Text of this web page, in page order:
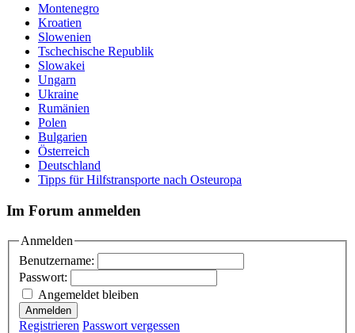
Montenegro
Kroatien
Slowenien
Tschechische Republik
Slowakei
Ungarn
Ukraine
Rumänien
Polen
Bulgarien
Österreich
Deutschland
Tipps für Hilfstransporte nach Osteuropa
Im Forum anmelden
Anmelden
Benutzername:
Passwort:
Angemeldet bleiben
Anmelden
Registrieren Passwort vergessen